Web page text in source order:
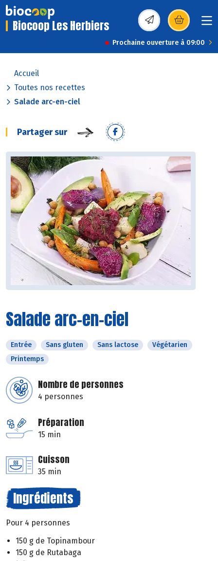
Biocoop Les Herbiers (s’ouvre dans une
Prochaine ouverture à 09:00
Accueil
Toutes nos recettes
Salade arc-en-ciel
Partager sur
Salade arc-en-ciel
Entrée Sans gluten Sans lactose
Végétarien
Printemps
Nombre de personnes
4 personnes
Préparation
15 min
Cuisson
35 min
Ingrédients
Pour 4 personnes
150 g de Topinambour
150 g de Rutabaga